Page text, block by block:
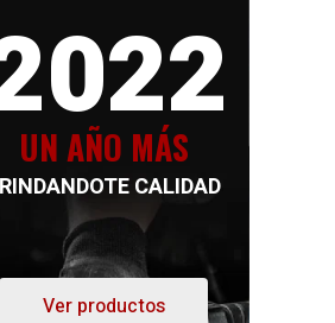
UN AÑO MÁS
CALIDAD
Ver productos